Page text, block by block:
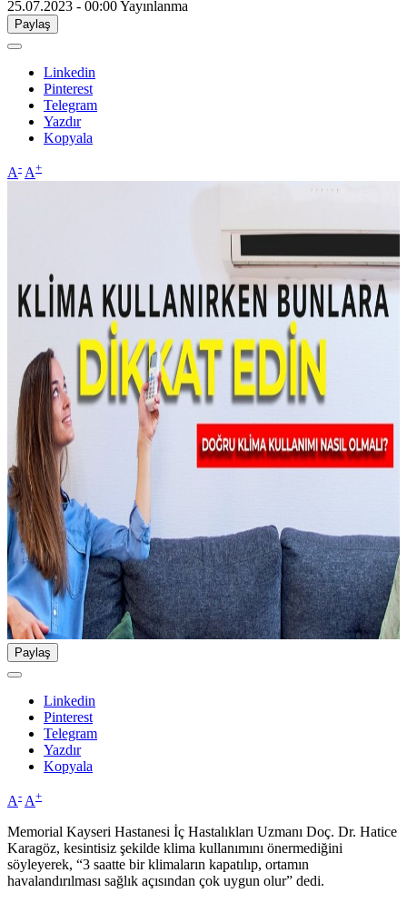
25.07.2023 - 00:00Yayınlanma
Paylaş
Linkedin
Pinterest
Telegram
Yazdır
Kopyala
A- A+
Paylaş
Linkedin
Pinterest
Telegram
Yazdır
Kopyala
A- A+
Memorial Kayseri Hastanesi İç Hastalıkları Uzmanı Doç. Dr. Hatice
Karagöz, kesintisiz şekilde klima kullanımını önermediğini
söyleyerek, “3 saatte bir klimaların kapatılıp, ortamın
havalandırılması sağlık açısından çok uygun olur” dedi.